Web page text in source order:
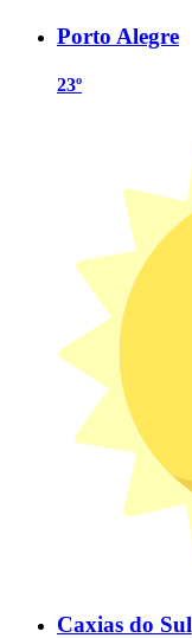
Porto Alegre
23º
Caxias do Sul